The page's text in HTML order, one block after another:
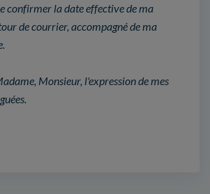
confirmer la date effective de ma
de courrier, accompagné de ma
Monsieur, l'expression de mes